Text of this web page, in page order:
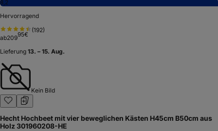
8,2
Hervorragend
(192)
ab20995€
Lieferung 13. – 15. Aug.
Kein Bild
Hecht Hochbeet mit vier beweglichen Kästen H45cm B50cm aus
Holz 301960208-HE